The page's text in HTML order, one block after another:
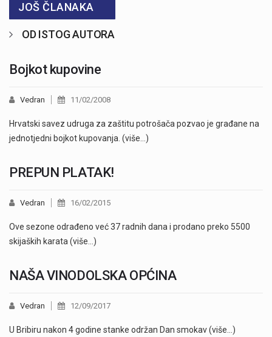
JOŠ ČLANAKA
OD ISTOG AUTORA
Bojkot kupovine
Vedran 11/02/2008
Hrvatski savez udruga za zaštitu potrošača pozvao je građane na
jednotjedni bojkot kupovanja. (više…)
PREPUN PLATAK!
Vedran 16/02/2015
Ove sezone odrađeno već 37 radnih dana i prodano preko 5500
skijaških karata (više…)
NAŠA VINODOLSKA OPĆINA
Vedran 12/09/2017
U Bribiru nakon 4 godine stanke održan Dan smokav (više…)